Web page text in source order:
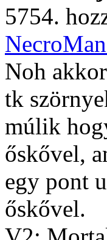
5754.
Noh
tk
múlik
őskővel,
egy pont
őskővel.